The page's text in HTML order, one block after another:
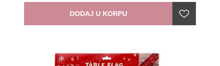
DODAJ U KORPU